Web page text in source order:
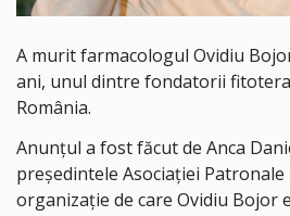
A murit farmacologul Ovidiu
ani, unul dintre fondatorii
România.
Anunțul a fost făcut de Anca
președintele Asociației Patronale
organizație de care Ovidiu Bojor